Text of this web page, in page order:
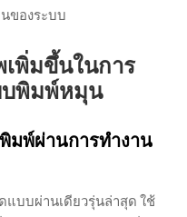
นของระบบ
เพิ่มขึ้นในการ
พิมพ์หมุน
มพ์ผ่านการทํางาน
แบบผ่านเดียวรุ่นล่าสุด ใช้